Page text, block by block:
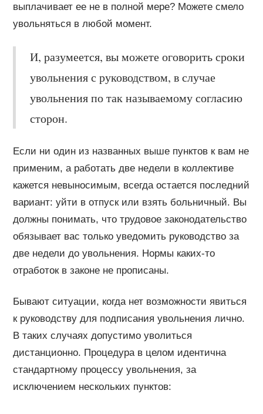
выплачивает ее не в полной мере? Можете смело
увольняться в любой момент.
И, разумеется, вы можете оговорить сроки
увольнения с руководством, в случае
увольнения по так называемому согласию
сторон.
Если ни один из названных выше пунктов к вам не
применим, а работать две недели в коллективе
кажется невыносимым, всегда остается последний
вариант: уйти в отпуск или взять больничный. Вы
должны понимать, что трудовое законодательство
обязывает вас только уведомить руководство за
две недели до увольнения. Нормы каких-то
отработок в законе не прописаны.
Бывают ситуации, когда нет возможности явиться
к руководству для подписания увольнения лично.
В таких случаях допустимо уволиться
дистанционно. Процедура в целом идентична
стандартному процессу увольнения, за
исключением нескольких пунктов: